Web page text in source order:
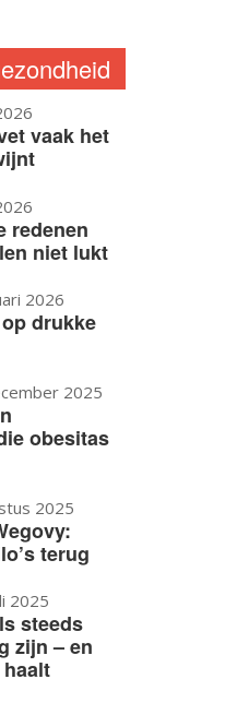
vaak het
redenen
niet lukt
2026
drukke
2025
obesitas
2025
terug
2025
steeds
zijn – en